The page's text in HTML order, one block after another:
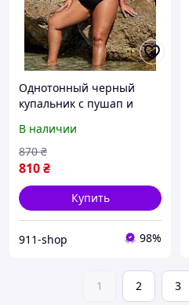
Однотонный черный
купальник с пушап и
В наличии
810₴
870 ₴
Купить
911-shop 98%
1 2 3